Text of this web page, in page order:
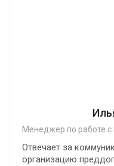
Менеджер по работе с
Отвечает за
организацию